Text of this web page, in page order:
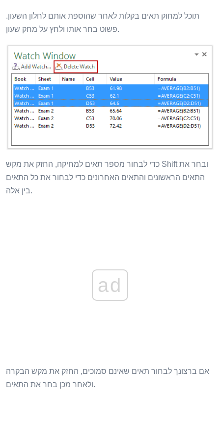
תוכל למחוק תאים בקלות לאחר שהוספת אותם לחלון השעון.
פשוט בחר אותו ולחץ על מחק שעון.
כדי לבחור מספר תאים למחיקה, החזק את מקש Shift ובחר את
התאים הראשונים והתאים האחרונים כדי לבחור את כל התאים
בין אלה.
ad
אם ברצונך לבחור תאים שאינם סמוכים, החזק את מקש הבקרה
ולאחר מכן בחר את התאים.